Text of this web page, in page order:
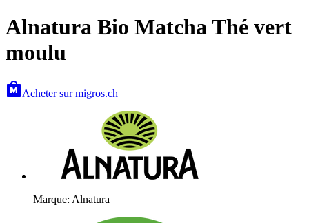
Alnatura Bio Matcha Thé vert
moulu
Acheter sur migros.ch
Marque: Alnatura